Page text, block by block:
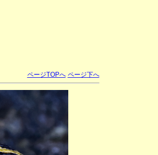
ページTOPへ ページ下へ